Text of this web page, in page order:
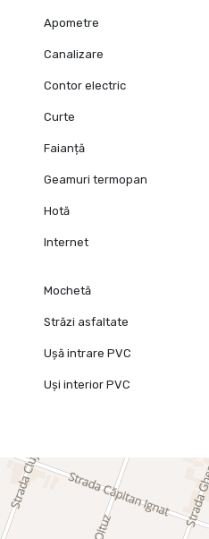
Apometre
Canalizare
Contor electric
Curte
Faianță
Geamuri termopan
Hotă
Internet
Mochetă
Străzi asfaltate
Ușă intrare PVC
Uși interior PVC